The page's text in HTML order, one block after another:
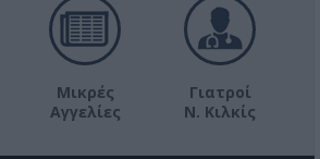
Μικρές
Αγγελίες
Γιατροί
Ν. Κιλκίς